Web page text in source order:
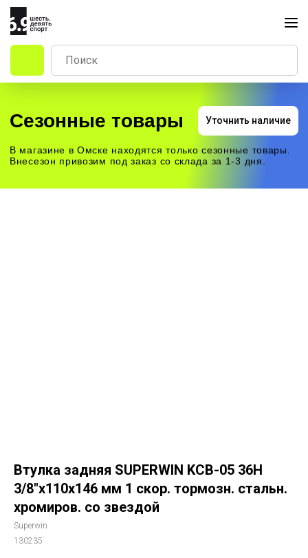
Сезонные товары
В магазине в Омске находятся только сезонные товары.
Внесезон привозим под заказ со склада за 1-3 дня.
Втулка задняя SUPERWIN KCB-05 36H
3/8"x110x146 мм 1 скор. тормозн. стальн.
хромиров. со звездой
Superwin
130235